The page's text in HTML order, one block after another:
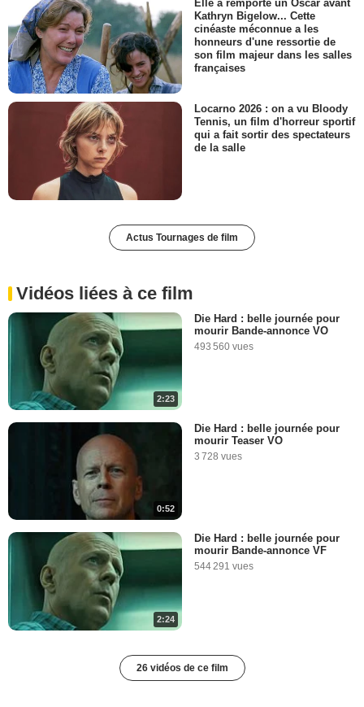
Elle a remporté un Oscar avant
Kathryn Bigelow... Cette
cinéaste méconnue a les
honneurs d'une ressortie de
son film majeur dans les salles
françaises
Locarno 2026 : on a vu Bloody
Tennis, un film d'horreur sportif
qui a fait sortir des spectateurs
de la salle
Actus Tournages de film
Vidéos liées à ce film
2:23
Die Hard : belle journée pour
mourir Bande-annonce VO
493 560 vues
0:52
Die Hard : belle journée pour
mourir Teaser VO
3 728 vues
2:24
Die Hard : belle journée pour
mourir Bande-annonce VF
544 291 vues
26 vidéos de ce film